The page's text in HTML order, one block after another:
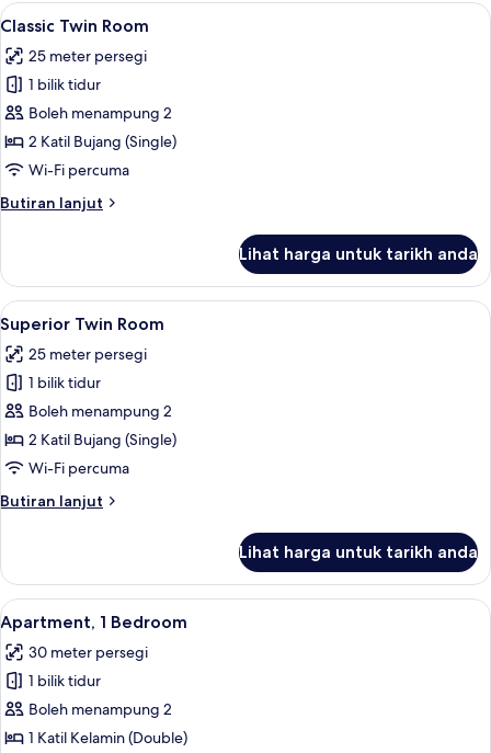
Katil
(Double)
Lihat
semua
foto
untuk
Classic
Twin
Room
Peralatan tempat tidur
5
Classic Twin Room
25 meter persegi
1 bilik tidur
Boleh menampung 2
2 Katil Bujang (Single)
Wi-Fi percuma
Butiran lanjut
Butiran
Twin
Room
Lihat harga untuk tarikh anda
Lihat
semua
foto
untuk
Superior
Twin
Room
Peralatan tempat tidur
4
Superior Twin Room
25 meter persegi
1 bilik tidur
Boleh menampung 2
2 Katil Bujang (Single)
Wi-Fi percuma
Butiran lanjut
Butiran
Twin
Room
Lihat harga untuk tarikh anda
Lihat
semua
foto
untuk
Apartment,
1
Peralatan tempat tidur
5
Apartment, 1 Bedroom
30 meter persegi
1 bilik tidur
Boleh menampung 2
1 Katil Kelamin (Double)